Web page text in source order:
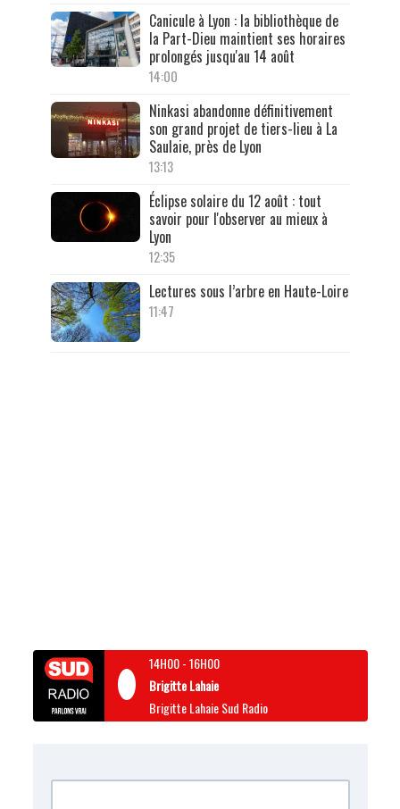
Canicule à Lyon : la bibliothèque de
la Part-Dieu maintient ses horaires
prolongés jusqu'au 14 août
14:00
Ninkasi abandonne définitivement
son grand projet de tiers-lieu à La
Saulaie, près de Lyon
13:13
Éclipse solaire du 12 août : tout
savoir pour l'observer au mieux à
Lyon
12:35
Lectures sous l’arbre en Haute-Loire
11:47
14H00-16H00
Brigitte Lahaie
Brigitte Lahaie Sud Radio